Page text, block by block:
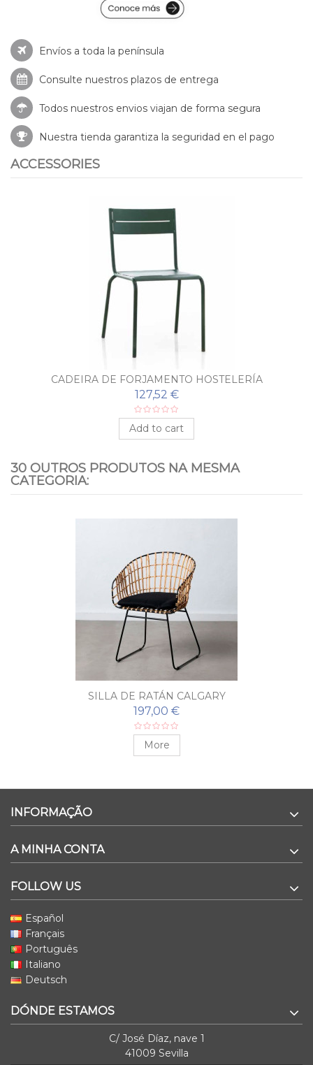
Envíos a toda la península
Consulte nuestros plazos de entrega
Todos nuestros envios viajan de forma segura
Nuestra tienda garantiza la seguridad en el pago
ACCESSORIES
CADEIRA DE FORJAMENTO HOSTELERÍA
127,52 €
Add to cart
30 OUTROS PRODUTOS NA MESMA
CATEGORIA:
SILLA DE RATÁN CALGARY
197,00 €
More
INFORMAÇÃO
A MINHA CONTA
FOLLOW US
Español
Français
Português
Italiano
Deutsch
DÓNDE ESTAMOS
C/ José Díaz, nave 1
41009 Sevilla